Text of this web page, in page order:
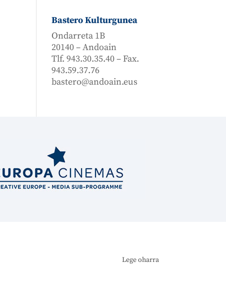
Bastero Kulturgunea
Ondarreta 1B
20140 – Andoain
Tlf. 943.30.35.40 – Fax.
943.59.37.76
bastero@andoain.eus
Lege oharra